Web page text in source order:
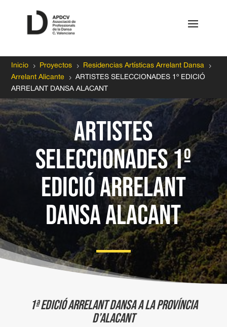
Inicio 5 Proyectos 5 Residencias Artísticas Arrelant Dansa 5
Arrelant Alicante 5
ARTISTES SELECCIONADES 1º EDICIÓ
ARRELANT DANSA ALACANT
ARTISTES
SELECCIONADES 1º
EDICIÓ ARRELANT
DANSA ALACANT
1ª EDICIÓ ARRELANT DANSA A LA PROVÍNCIA
D’ALACANT